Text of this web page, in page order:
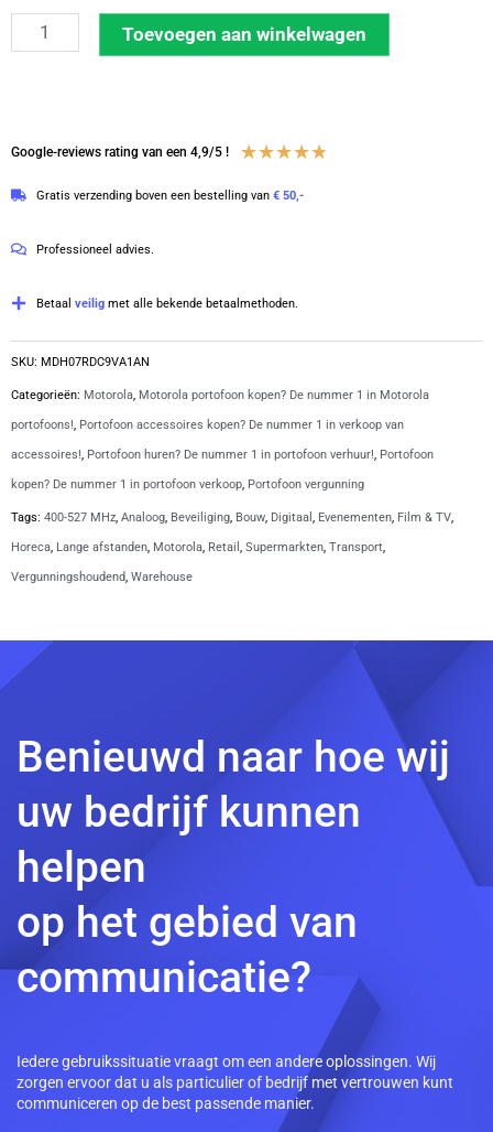
Motorola
R5
-
MHz
digitale
met
lader
aantal
Toevoegen aan winkelwagen
Google-reviews rating van een 4,9/5 ! ★★★★★
Gratis verzending boven een bestelling van € 50,-
Professioneel advies.
Betaal veilig met alle bekende betaalmethoden.
SKU: MDH07RDC9VA1AN
Categorieën: Motorola, Motorola portofoon kopen? De nummer 1 in Motorola
portofoons!, Portofoon accessoires kopen? De nummer 1 in verkoop van
accessoires!, Portofoon huren? De nummer 1 in portofoon verhuur!, Portofoon
kopen? De nummer 1 in portofoon verkoop, Portofoon vergunning
Tags: 400-527 MHz, Analoog, Beveiliging, Bouw, Digitaal , Evenementen, Film & TV,
Horeca, Lange afstanden, Motorola, Retail , Supermarkten, Transport,
Vergunningshoudend, Warehouse
Benieuwd naar hoe wij
uw bedrijf kunnen
helpen
op het gebied van
communicatie?
Iedere gebruikssituatie vraagt om een andere oplossingen. Wij
zorgen ervoor dat u als particulier of bedrijf met vertrouwen kunt
communiceren op de best passende manier.